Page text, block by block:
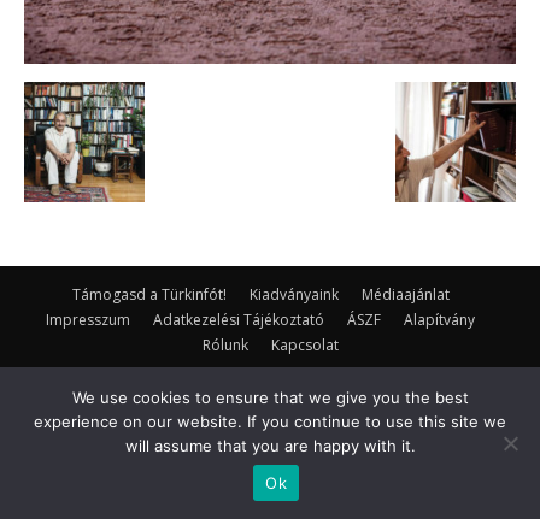
Támogasd a Türkinfót! Kiadványaink
Médiaajánlat
Impresszum
Adatkezelési Tájékoztató ÁSZF
Alapítvány
Rólunk
Kapcsolat
© Turkinfo.hu 2020
We use cookies to ensure that we give you the best
experience on our website. If you continue to use this site we
will assume that you are happy with it.
Ok